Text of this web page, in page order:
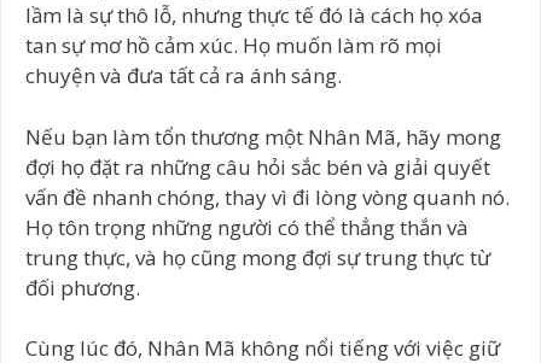
lầm là sự thô lỗ, nhưng thực tế đó là cách họ xóa
tan sự mơ hồ cảm xúc. Họ muốn làm rõ mọi
chuyện và đưa tất cả ra ánh sáng.
Nếu bạn làm tổn thương một Nhân Mã, hãy mong
đợi họ đặt ra những câu hỏi sắc bén và giải quyết
vấn đề nhanh chóng, thay vì đi lòng vòng quanh nó.
Họ tôn trọng những người có thể thẳng thắn và
trung thực, và họ cũng mong đợi sự trung thực từ
đối phương.
Cùng lúc đó, Nhân Mã không nổi tiếng với việc giữ